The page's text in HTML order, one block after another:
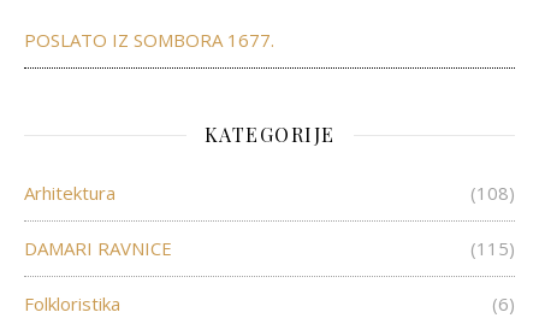
POSLATO IZ SOMBORA 1677.
KATEGORIJE
Arhitektura (108)
DAMARI RAVNICE (115)
Folkloristika (6)